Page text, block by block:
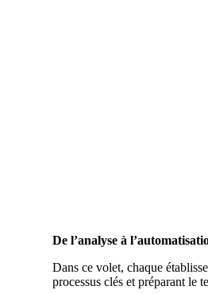
De l’analyse à
Dans ce volet, chaque
processus clés et préparant le